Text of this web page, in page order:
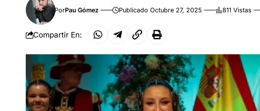
PorPau Gómez Publicado Octubre 27, 2025 811 Vistas
Compartir En: